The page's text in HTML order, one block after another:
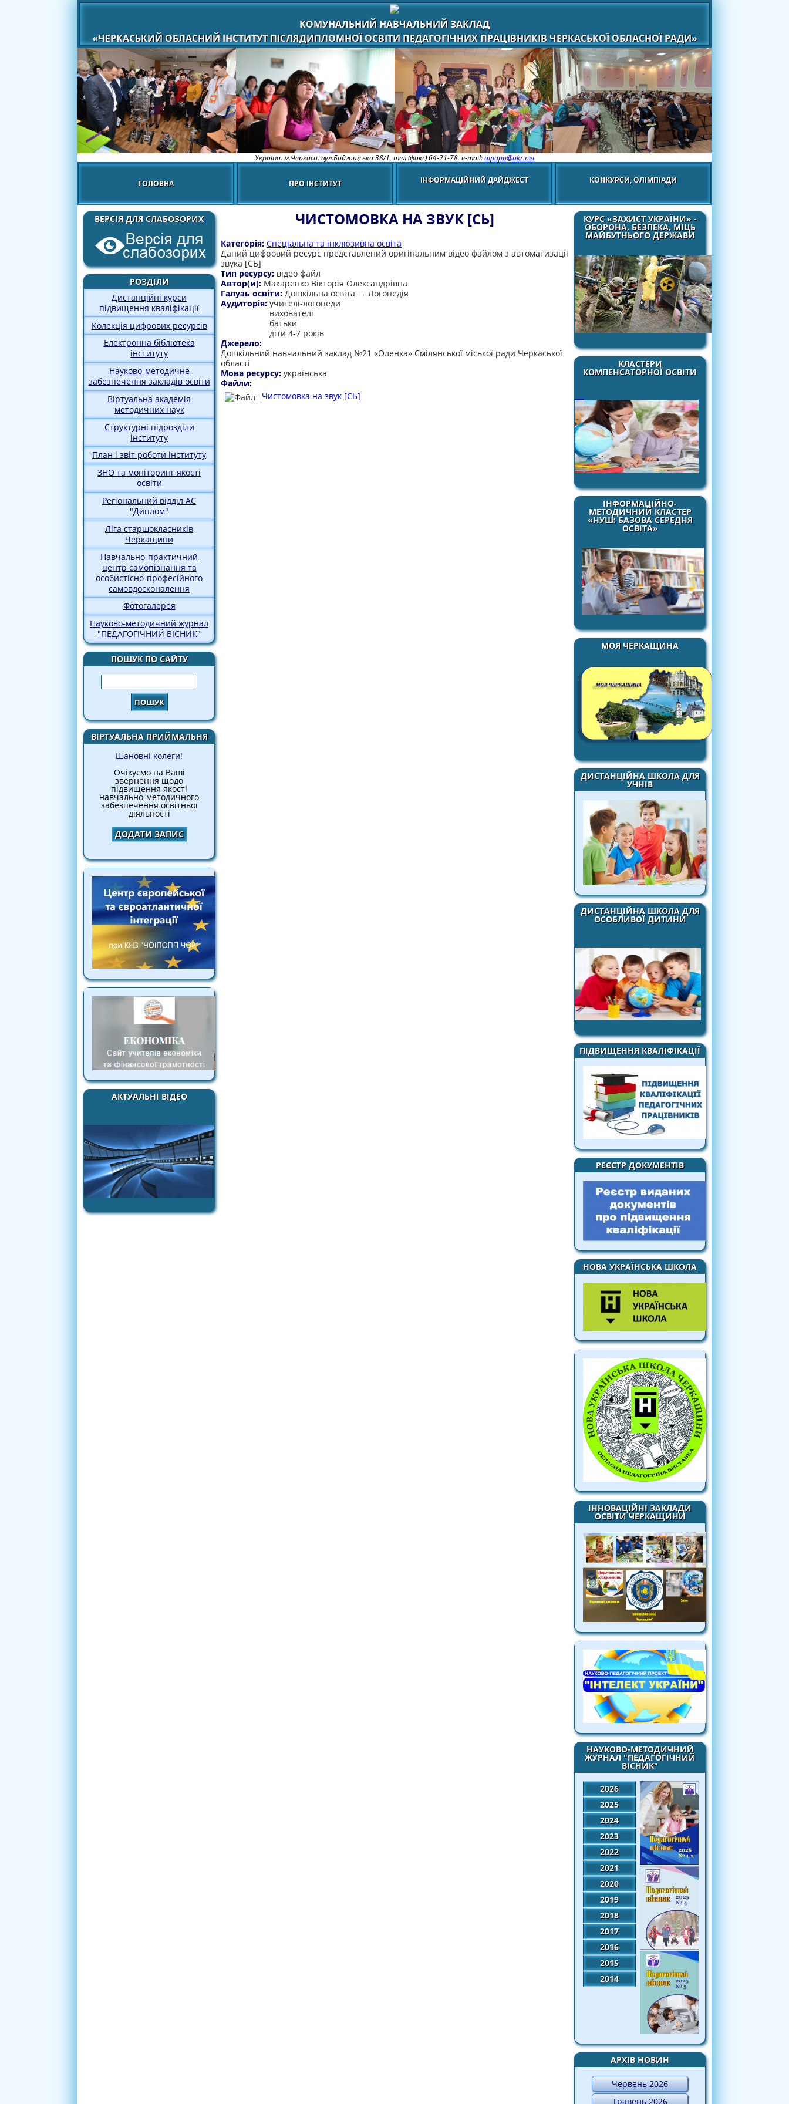
КОМУНАЛЬНИЙ НАВЧАЛЬНИЙ ЗАКЛАД
«ЧЕРКАСЬКИЙ ОБЛАСНИЙ ІНСТИТУТ ПІСЛЯДИПЛОМНОЇ ОСВІТИ ПЕДАГОГІЧНИХ ПРАЦІВНИКІВ ЧЕРКАСЬКОЇ ОБЛАСНОЇ РАДИ»
Україна. м.Черкаси. вул.Бидгощська 38/1, тел (факс) 64-21-78, e-mail:oipopp@ukr.net
ГОЛОВНА ПРО ІНСТИТУТ ІНФОРМАЦІЙНИЙ ДАЙДЖЕСТ КОНКУРСИ, ОЛІМПІАДИ
ВЕРСІЯ ДЛЯ СЛАБОЗОРИХ
РОЗДІЛИ
Дистанційні курси
підвищення кваліфікації
Колекція цифрових ресурсів
Електронна бібліотека
інституту
Науково-методичне
забезпечення закладів освіти
Віртуальна академія
методичних наук
Структурні підрозділи
інституту
План і звіт роботи інституту
ЗНО та моніторинг якості
освіти
Регіональний відділ АС
"Диплом"
Ліга старшокласників
Черкащини
Навчально-практичний
центр самопізнання та
особистісно-професійного
самовдосконалення
Фотогалерея
Науково-методичний журнал
"ПЕДАГОГІЧНИЙ ВІСНИК"
ПОШУК ПО САЙТУ
Пошук
ВІРТУАЛЬНА ПРИЙМАЛЬНЯ
Шановні колеги!
Очікуємо на Ваші
звернення щодо
підвищення якості
навчально-методичного
забезпечення освітньої
діяльності
ДОДАТИ ЗАПИС
АКТУАЛЬНІ ВІДЕО
КУРС «ЗАХИСТ УКРАЇНИ» -
ОБОРОНА, БЕЗПЕКА, МІЦЬ
МАЙБУТНЬОГО ДЕРЖАВИ
КЛАСТЕРИ
КОМПЕНСАТОРНОЇ ОСВІТИ
ІНФОРМАЦІЙНО-
МЕТОДИЧНИЙ КЛАСТЕР
«НУШ: БАЗОВА СЕРЕДНЯ
ОСВІТА»
МОЯ ЧЕРКАЩИНА
ДИСТАНЦІЙНА ШКОЛА ДЛЯ
УЧНІВ
ДИСТАНЦІЙНА ШКОЛА ДЛЯ
ОСОБЛИВОЇ ДИТИНИ
ПІДВИЩЕННЯ КВАЛІФІКАЦІЇ
РЕЄСТР ДОКУМЕНТІВ
НОВА УКРАЇНСЬКА ШКОЛА
ІННОВАЦІЙНІ ЗАКЛАДИ
ОСВІТИ ЧЕРКАЩИНИ
НАУКОВО-МЕТОДИЧНИЙ
ЖУРНАЛ "ПЕДАГОГІЧНИЙ
ВІСНИК"
2026
2025
2024
2023
2022
2021
2020
2019
2018
2017
2016
2015
2014
АРХІВ НОВИН
Червень 2026
Травень 2026
ЧИСТОМОВКА НА ЗВУК [СЬ]
Категорія: Спеціальна та інклюзивна освіта
Даний цифровий ресурс представлений оригінальним відео файлом з автоматизації
звука [СЬ]
Тип ресурсу: відео файл
Автор(и): Макаренко Вікторія Олександрівна
Галузь освіти: Дошкільна освіта → Логопедія
Аудиторія: учителі-логопеди
вихователі
батьки
діти 4-7 років
Джерело:
Дошкільний навчальний заклад №21 «Оленка» Смілянської міської ради Черкаської
області
Мова ресурсу: українська
Файли:
Чистомовка на звук [СЬ]